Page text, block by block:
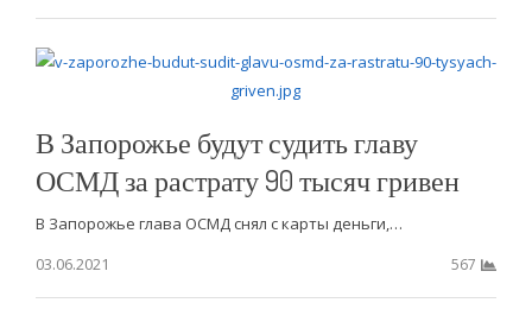
В Запорожье будут судить главу
ОСМД за растрату 90 тысяч гривен
В Запорожье глава ОСМД снял с карты деньги,…
03.06.2021
567